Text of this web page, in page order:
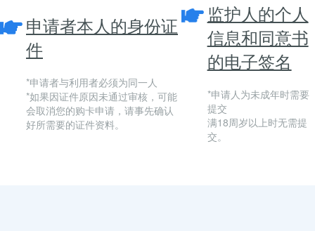
申请者本人的身份证
件
*申请者与利用者必须为同一人
*如果因证件原因未通过审核，可能
会取消您的购卡申请，请事先确认
好所需要的证件资料。
监护人的个人
信息和同意书
的电子签名
*申请人为未成年时需要
提交
满18周岁以上时无需提
交。